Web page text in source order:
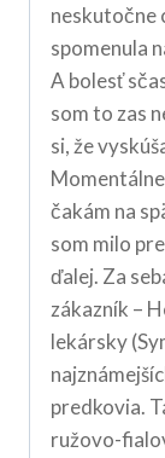
neskutočne
spomenula
A bolesť
som to zas
si, že
čakám na
som milo
ďalej. Za
zákazník –
lekársky
predkovia.
ružovo-